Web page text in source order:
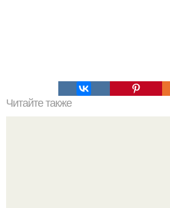
Читайте также